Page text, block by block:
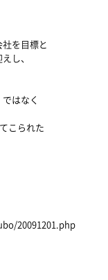
を目標と
し、
はなく
こられた
20091201.php